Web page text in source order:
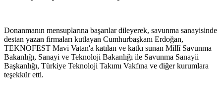
Donanmanın mensuplarına başarılar dileyerek, savunma sanayisinde
destan yazan firmaları kutlayan Cumhurbaşkanı Erdoğan,
TEKNOFEST Mavi Vatan'a katılan ve katkı sunan Millî Savunma
Bakanlığı, Sanayi ve Teknoloji Bakanlığı ile Savunma Sanayii
Başkanlığı, Türkiye Teknoloji Takımı Vakfına ve diğer kurumlara
teşekkür etti.